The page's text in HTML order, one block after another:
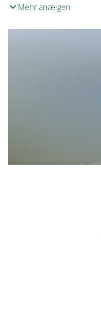
Mehr anzeigen